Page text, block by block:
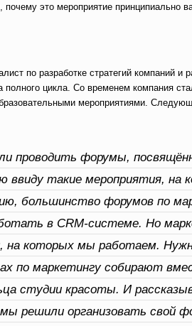
почему это мероприятие принципиально
по разработке стратегий компаний и
полного цикла. Со временем компания
мероприятиями.
проводить форумы,
ввиду такие мероприятия, на
большинство форумов по
в CRM-системе. Но
на которых мы работаем.
по маркетингу собирают
студии красоты. И
решили организовать свой